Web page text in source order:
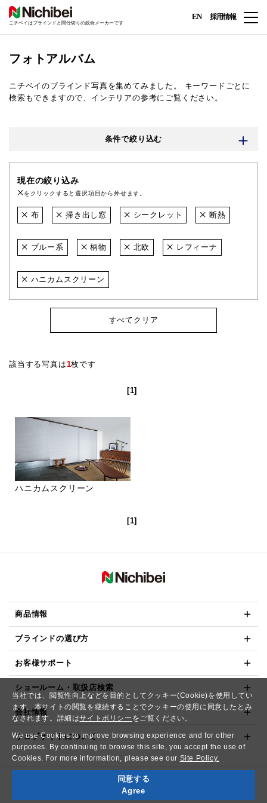
当社では、閲覧性向上などを目的としてクッキー(Cookie)を使用してい
ます。本サイトの閲覧を継続することでクッキーの使用に同意したとみ
なされます。詳細はサイトポリシー をご覧ください。
We use Cookies to improve browsing experience and for other
purposes. By continuing to browse this site, you accept the use of
Cookies. For more information, please see our Site Policy.
同意する
Agree
ニチベイはブラインドと間仕切りの総合メーカーです
EN 採用情報
フォトアルバム
ニチベイのブラインド写真を集めてみました。
キーワードごとに
検索もできますので、インテリアの参考にご覧ください。
条件で絞り込む
現在の絞り込み
をクリックすると選択項目から外せます。
布 掃き出し窓 シークレット 断熱
ブルー系 柄物 北欧 レフィーナ
ハニカムスクリーン
すべてクリア
該当する写真は1枚です
[1]
ハニカムスクリーン
[1]
商品情報
ブラインドの選び方
お客様サポート
ショールーム・取扱店検索
会社情報
ウェブサイトについて
Copyright© NICHIBEI CO.,LTD. All Rights Reserved.